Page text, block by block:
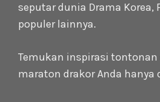
seputar dunia Drama Korea,
populer lainnya.
Temukan inspirasi tontonan
maraton drakor Anda hanya